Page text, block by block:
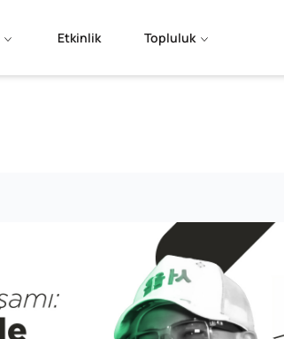
Etkinlik Topluluk